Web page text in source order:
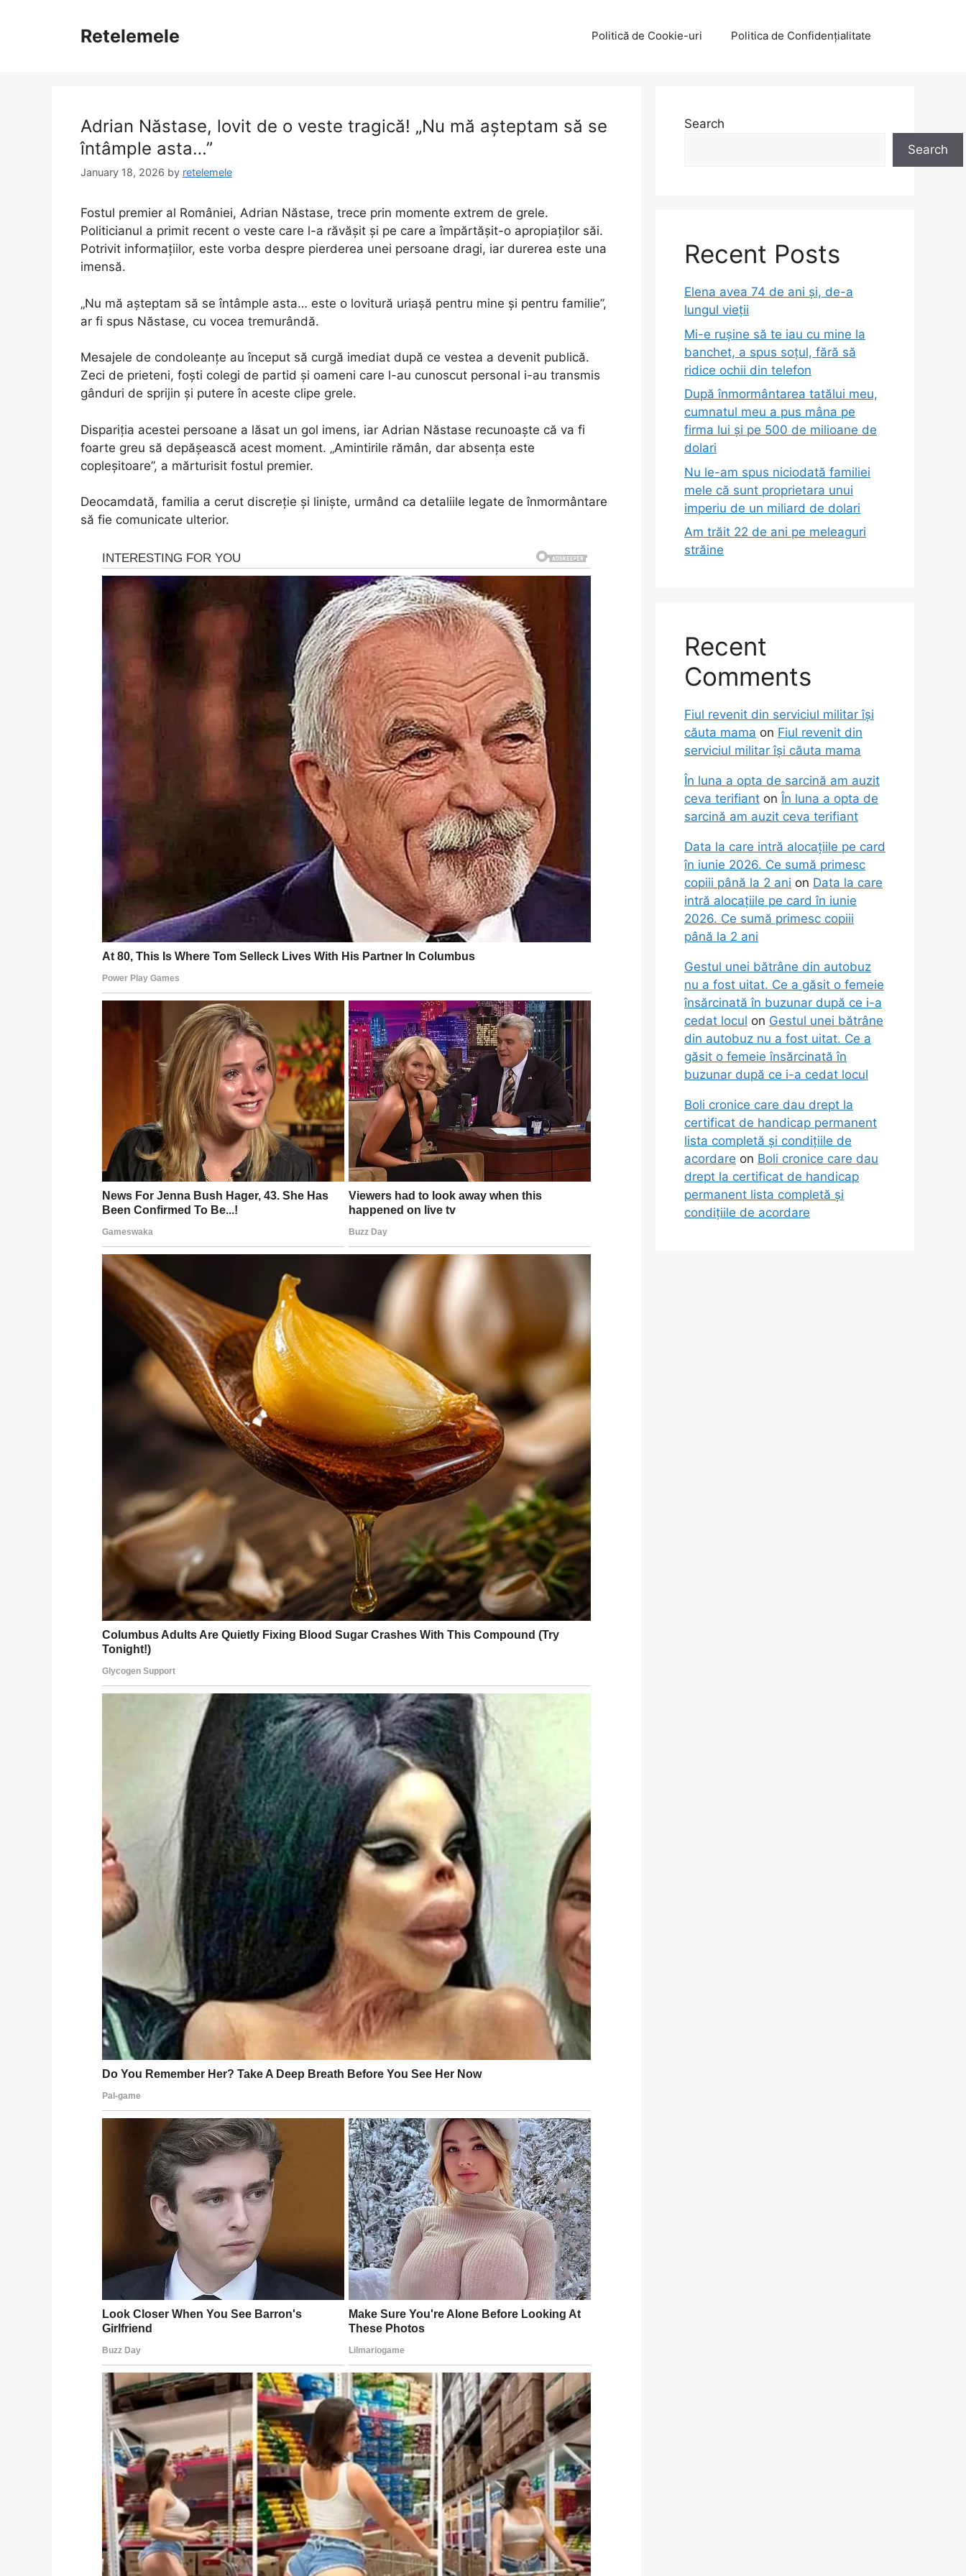
Retelemele Politică de Cookie-uri Politica de Confidențialitate
Adrian Năstase, lovit de o veste tragică! „Nu mă așteptam să se
întâmple asta…”
January 18, 2026 by retelemele
Fostul premier al României, Adrian Năstase, trece prin momente extrem de grele.
Politicianul a primit recent o veste care l-a răvășit și pe care a împărtășit-o apropiaților săi.
Potrivit informațiilor, este vorba despre pierderea unei persoane dragi, iar durerea este una
imensă.
„Nu mă așteptam să se întâmple asta… este o lovitură uriașă pentru mine și pentru familie”,
ar fi spus Năstase, cu vocea tremurândă.
Mesajele de condoleanțe au început să curgă imediat după ce vestea a devenit publică.
Zeci de prieteni, foști colegi de partid și oameni care l-au cunoscut personal i-au transmis
gânduri de sprijin și putere în aceste clipe grele.
Dispariția acestei persoane a lăsat un gol imens, iar Adrian Năstase recunoaște că va fi
foarte greu să depășească acest moment. „Amintirile rămân, dar absența este
copleșitoare”, a mărturisit fostul premier.
Deocamdată, familia a cerut discreție și liniște, urmând ca detaliile legate de înmormântare
să fie comunicate ulterior.
Search
Search
Recent Posts
Elena avea 74 de ani și, de-a
lungul vieții
Mi-e rușine să te iau cu mine la
banchet, a spus soțul, fără să
ridice ochii din telefon
După înmormântarea tatălui meu,
cumnatul meu a pus mâna pe
firma lui și pe 500 de milioane de
dolari
Nu le-am spus niciodată familiei
mele că sunt proprietara unui
imperiu de un miliard de dolari
Am trăit 22 de ani pe meleaguri
străine
Recent
Comments
Fiul revenit din serviciul militar își
căuta mama on Fiul revenit din
serviciul militar își căuta mama
În luna a opta de sarcină am auzit
ceva terifiant on În luna a opta de
sarcină am auzit ceva terifiant
Data la care intră alocațiile pe card
în iunie 2026. Ce sumă primesc
copiii până la 2 ani on Data la care
intră alocațiile pe card în iunie
2026. Ce sumă primesc copiii
până la 2 ani
Gestul unei bătrâne din autobuz
nu a fost uitat. Ce a găsit o femeie
însărcinată în buzunar după ce i-a
cedat locul on Gestul unei bătrâne
din autobuz nu a fost uitat. Ce a
găsit o femeie însărcinată în
buzunar după ce i-a cedat locul
Boli cronice care dau drept la
certificat de handicap permanent
lista completă și condițiile de
acordare on Boli cronice care dau
drept la certificat de handicap
permanent lista completă și
condițiile de acordare